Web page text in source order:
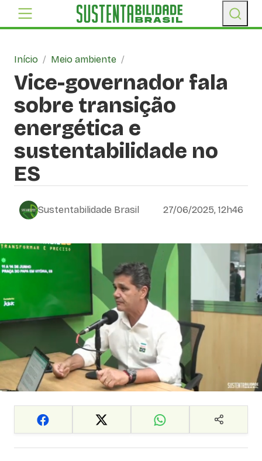
Início / Meio ambiente /
Vice-governador fala
sobre transição
energética e
sustentabilidade no
ES
Sustentabilidade Brasil 27/06/2025, 12h46